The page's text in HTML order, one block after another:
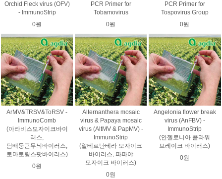
Orchid Fleck virus (OFV)
- ImmunoStrip
0원
PCR Primer for
Tobamovirus
0원
PCR Primer for
Tospovirus Group
0원
ArMV&TRSV&ToRSV -
ImmunoComb
(아라비스모자이크바이
러스,
담배둥근무늬바이러스,
토마토링스팟바이러스)
0원
Alternanthera mosaic
virus & Papaya mosaic
virus (AltMV & PapMV) -
ImmunoStrip
(알테르난테라 모자이크
바이러스, 파파야
모자이크 바이러스)
0원
Angelonia flower break
virus (AnFBV) -
ImmunoStrip
(안젤로니아 플라워
브레이크 바이러스)
0원